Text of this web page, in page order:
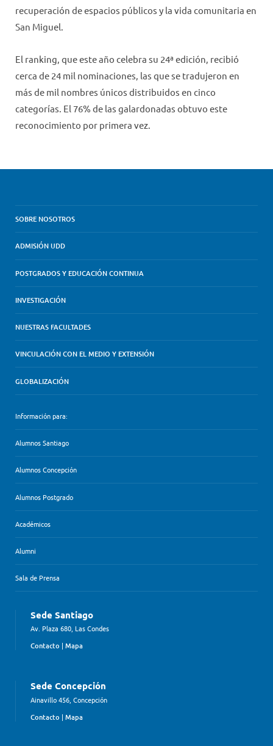
recuperación de espacios públicos y la vida comunitaria en
San Miguel.
El ranking, que este año celebra su 24ª edición, recibió
cerca de 24 mil nominaciones, las que se tradujeron en
más de mil nombres únicos distribuidos en cinco
categorías. El 76% de las galardonadas obtuvo este
reconocimiento por primera vez.
SOBRE NOSOTROS
ADMISIÓN UDD
POSTGRADOS Y EDUCACIÓN CONTINUA
INVESTIGACIÓN
NUESTRAS FACULTADES
VINCULACIÓN CON EL MEDIO Y EXTENSIÓN
GLOBALIZACIÓN
Información para:
Alumnos Santiago
Alumnos Concepción
Alumnos Postgrado
Académicos
Alumni
Sala de Prensa
Sede Santiago
Av. Plaza 680, Las Condes
Contacto | Mapa
Sede Concepción
Ainavillo 456, Concepción
Contacto | Mapa